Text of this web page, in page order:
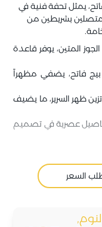
يمثل تحفة فنية في
متصلين بشريطين من
المتين، يوفر قاعدة
فاتح، يضفي مظهراً
ظهر السرير، ما يضيف
عصرية في تصميم
السعر